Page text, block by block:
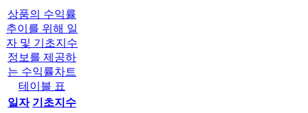
상품의 수익률
추이를 위해 일
자 및 기초지수
정보를 제공하
는 수익률차트
테이블 표
일자 기초지수